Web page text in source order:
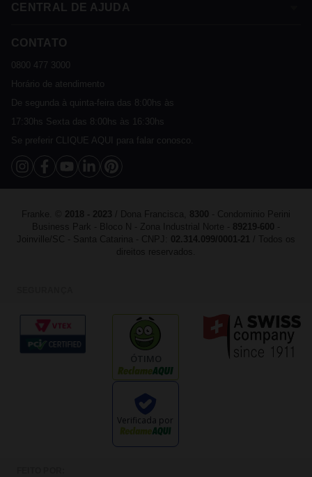
Sobre a Franke
Política de Privacidade
Sustentável
Cashback
Catálogo Digital Franke 2025 - 2026
CENTRAL DE AJUDA
Assistência Técnica
Política de Trocas e Devoluções
Política de Entrega
Política de Pagamento
FAQ
Vendas Corporativas
Fale Conosco
CONTATO
0800 477 3000
Horário de atendimento
De segunda à quinta-feira das 8:00hs às
17:30hs Sexta das 8:00hs às 16:30hs
Se preferir CLIQUE AQUI para falar conosco.
Franke. © 2018 - 2023 / Dona Francisca, 8300 - Condominio Perini
Business Park - Bloco N - Zona Industrial Norte - 89219-600 -
Joinville/SC - Santa Catarina - CNPJ:
02.314.099/0001-21 / Todos os
direitos reservados.
Verificada por